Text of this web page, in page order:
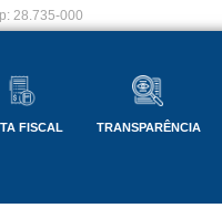
28.735-000
FISCAL TRANSPARÊNCIA